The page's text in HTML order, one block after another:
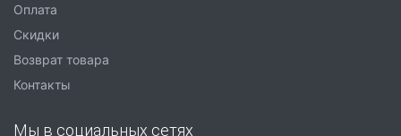
Оплата
Скидки
Возврат товара
Контакты
Мы в социальных сетях